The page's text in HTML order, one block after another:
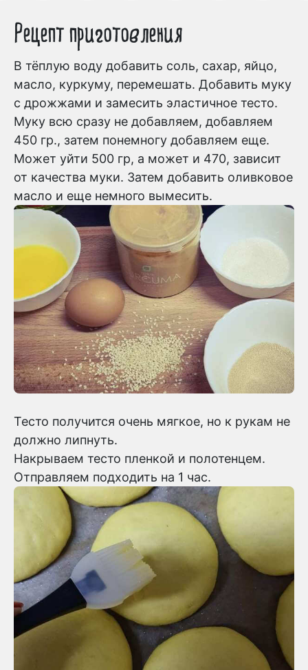
Рецепт приготовления
В тёплую воду добавить соль, сахар, яйцо,
масло, куркуму, перемешать. Добавить муку
с дрожжами и замесить эластичное тесто.
Муку всю сразу не добавляем, добавляем
450 гр., затем понемногу добавляем еще.
Может уйти 500 гр, а может и 470, зависит
от качества муки. Затем добавить оливковое
масло и еще немного вымесить.
Тесто получится очень мягкое, но к рукам не
должно липнуть.
Накрываем тесто пленкой и полотенцем.
Отправляем подходить на 1 час.